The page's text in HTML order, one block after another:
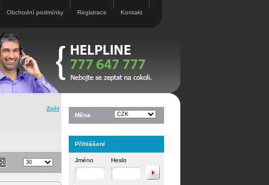
Obchodní podmínky Registrace Kontakt
Zpět
Měna
Přihlášení
Jméno Heslo